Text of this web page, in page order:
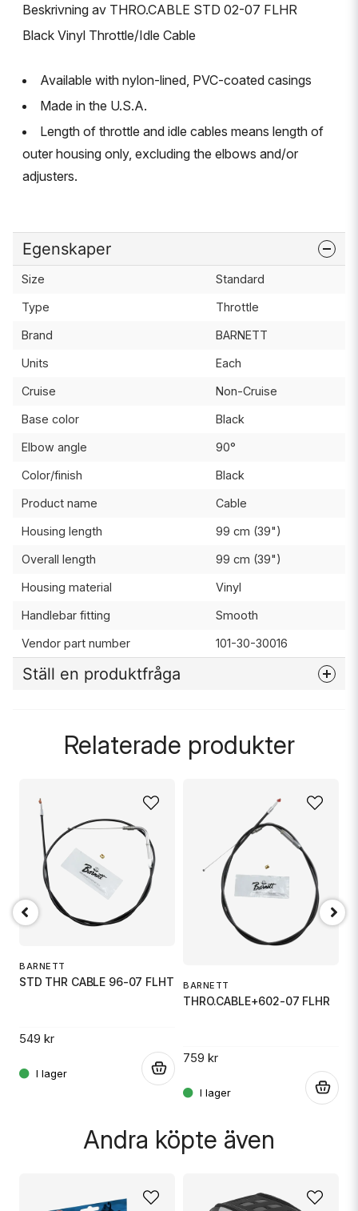
Beskrivning av THRO.CABLE STD 02-07 FLHR
Black Vinyl Throttle/Idle Cable
Available with nylon-lined, PVC-coated casings
Made in the U.S.A.
Length of throttle and idle cables means length of
outer housing only, excluding the elbows and/or
adjusters.
Egenskaper
Size Standard
Type Throttle
Brand BARNETT
Units Each
Cruise Non-Cruise
Base color Black
Elbow angle 90°
Color/finish Black
Product name Cable
Housing length 99 cm (39")
Overall length 99 cm (39")
Housing material Vinyl
Handlebar fitting Smooth
Vendor part number 101-30-30016
Ställ en produktfråga
nameNamn
emailMejladress
Skicka fråga
Relaterade produkter
BARNETT
STD THR CABLE 96-07 FLHT
549 kr
BARNETT
THRO.CABLE+602-07 FLHR
759 kr
Andra köpte även